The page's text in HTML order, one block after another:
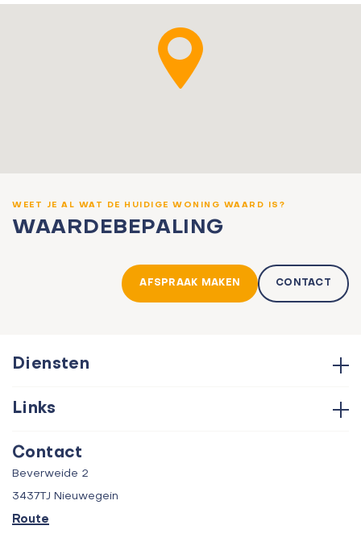
WEET JE AL WAT DE HUIDIGE WONING WAARD IS?
WAARDEBEPALING
AFSPRAAK MAKEN CONTACT
Diensten
Aankoop
Taxatie
Verhuur
Links
Over ons
Contact
Beverweide 2
3437TJ Nieuwegein
Route